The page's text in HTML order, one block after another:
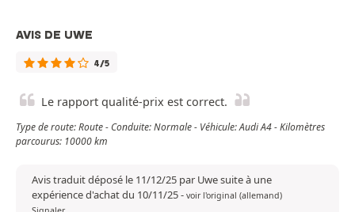
AVIS DE UWE
4/5
Le rapport qualité-prix est correct.
Type de route: Route - Conduite: Normale - Véhicule: Audi A4 - Kilomètres
parcourus: 10000 km
Avis traduit déposé le 11/12/25 par Uwe suite à une
expérience d'achat du 10/11/25- voir l'original (allemand)